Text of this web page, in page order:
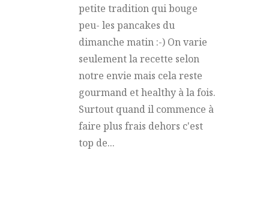
petite tradition qui bouge
peu- les pancakes du
dimanche matin :-) On varie
seulement la recette selon
notre envie mais cela reste
gourmand et healthy à la fois.
Surtout quand il commence à
faire plus frais dehors c'est
top de...